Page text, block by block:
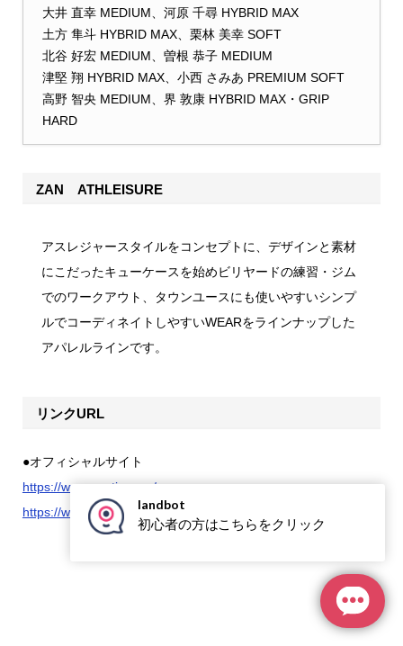
大井 直幸 MEDIUM、河原 千尋 HYBRID MAX
土方 隼斗 HYBRID MAX、栗林 美幸 SOFT
北谷 好宏 MEDIUM、曽根 恭子 MEDIUM
津堅 翔 HYBRID MAX、小西 さみあ PREMIUM SOFT
高野 智央 MEDIUM、界 敦康 HYBRID MAX・GRIP
HARD
ZAN ATHLEISURE
アスレジャースタイルをコンセプトに、デザインと素材
にこだったキューケースを始めビリヤードの練習・ジム
でのワークアウト、タウンユースにも使いやすいシンプ
ルでコーディネイトしやすいWEARをラインナップした
アパレルラインです。
リンクURL
●オフィシャルサイト
https://www.zantip.com/
https://www.pool-workout.com/